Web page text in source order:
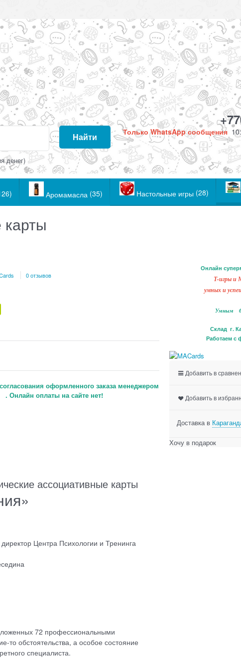
Найти
денег)
Только WhatsApp сообщения
Аромамасла (35) Настольные игры (28)
0 отзывов
оформленного заказа менеджером
. Онлайн оплаты на сайте нет!
ассоциативные карты
Центра Психологии и Тренинга
72 профессиональными
то обстоятельства, а особое состояние
специалиста.
Онлайн
Т-игры и
умных и
Умным
Склад г.
Работаем с
Добавить в
Добавить в
Доставка в
Хочу в подарок